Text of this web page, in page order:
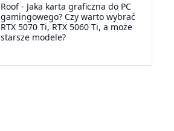
Roof- Jaka karta graficzna do PC
gamingowego? Czy warto wybrać
RTX 5070 Ti, RTX 5060 Ti, a może
starsze modele?